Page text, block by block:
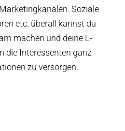
Soziale
etc. überall kannst du
machen und deine E-
die Interessenten ganz
zu versorgen.